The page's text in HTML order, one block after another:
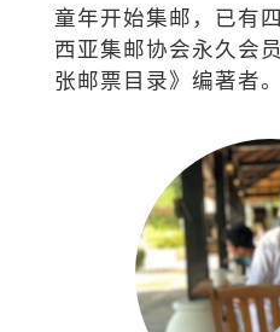
童年开始集邮，已有
西亚集邮协会永久会
张邮票目录》编著者。